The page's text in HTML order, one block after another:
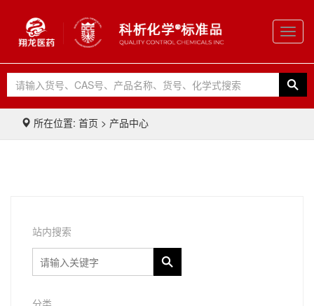
所在位置: 首页 > 产品中心
站内搜索
分类